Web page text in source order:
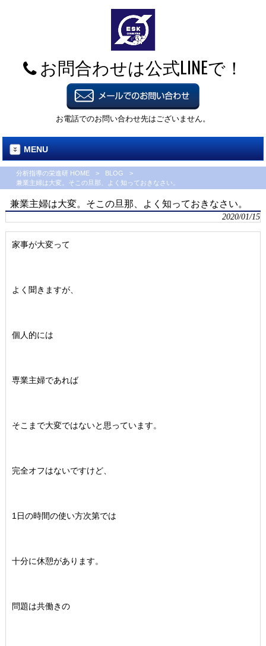
お問合わせは公式LINEで！
お電話でのお問い合わせ先はございません。
MENU
分析指導の栄進研 HOME > BLOG
>
兼業主婦は大変。そこの旦那、よく知っておきなさい。
兼業主婦は大変。そこの旦那、よく知っておきなさい。
2020/01/15
家事が大変って
よく聞きますが、
個人的には
専業主婦であれば
そこまで大変ではないと思っています。
完全オフはないですけど、
1日の時間の使い方次第では
十分に休憩があります。
問題は共働きの